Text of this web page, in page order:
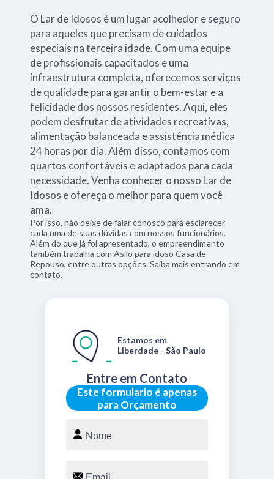
O Lar de Idosos é um lugar acolhedor e seguro
para aqueles que precisam de cuidados
especiais na terceira idade. Com uma equipe
de profissionais capacitados e uma
infraestrutura completa, oferecemos serviços
de qualidade para garantir o bem-estar e a
felicidade dos nossos residentes. Aqui, eles
podem desfrutar de atividades recreativas,
alimentação balanceada e assistência médica
24 horas por dia. Além disso, contamos com
quartos confortáveis e adaptados para cada
necessidade. Venha conhecer o nosso Lar de
Idosos e ofereça o melhor para quem você
ama.
Por isso, não deixe de falar conosco para esclarecer
cada uma de suas dúvidas com nossos funcionários.
Além do que já foi apresentado, o empreendimento
também trabalha com Asilo para idoso Casa de
Repouso, entre outras opções. Saiba mais entrando em
contato.
Este formulario é apenas
para Orçamento
Entre em Contato
Estamos em
Liberdade - São Paulo